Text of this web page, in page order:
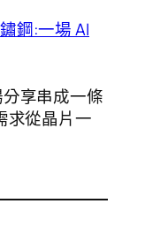
鋼:一場 AI
享串成一條
求從晶片一